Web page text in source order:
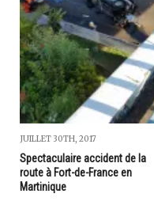
JUILLET 30TH, 2017
Spectaculaire accident de la
route à Fort-de-France en
Martinique